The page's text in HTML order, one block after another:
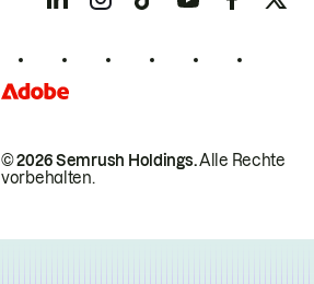
© 2026 Semrush Holdings.Alle Rechte
vorbehalten.